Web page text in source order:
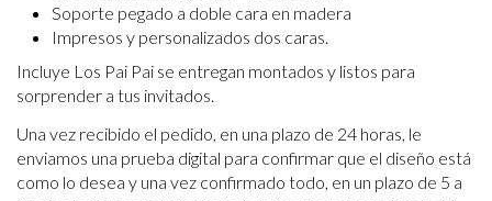
Soporte pegado a doble cara en madera
Impresos y personalizados dos caras.
Incluye Los Pai Pai se entregan montados y listos para
sorprender a tus invitados.
Una vez recibido el pedido, en una plazo de 24 horas, le
enviamos una prueba digital para confirmar que el diseño está
como lo desea y una vez confirmado todo, en un plazo de 5 a